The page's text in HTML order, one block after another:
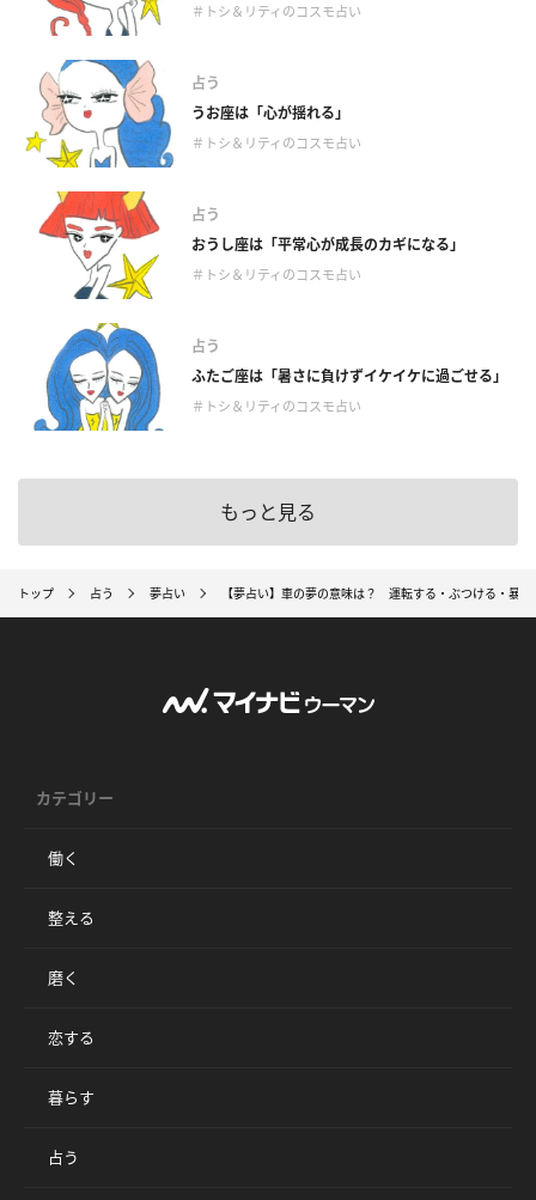
＃トシ＆リティのコスモ占い
占う
うお座は「心が揺れる」
＃トシ＆リティのコスモ占い
占う
おうし座は「平常心が成長のカギになる」
＃トシ＆リティのコスモ占い
占う
ふたご座は「暑さに負けずイケイケに過ごせる」
＃トシ＆リティのコスモ占い
もっと見る
トップ 占う 夢占い 【夢占い】車の夢の意味は？ 運転する・ぶつける・暴
カテゴリー
働く
整える
磨く
恋する
暮らす
占う